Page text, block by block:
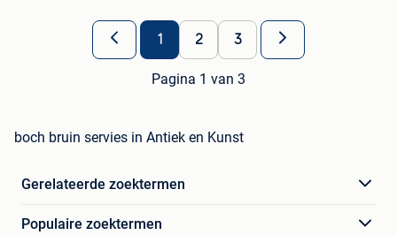
1 2 3
Pagina 1 van 3
boch bruin servies in Antiek en Kunst
Gerelateerde zoektermen
Populaire zoektermen